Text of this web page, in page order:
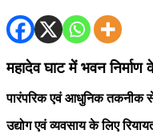
महादेव घाट में भवन
पारंपरिक एवं आधुनिक तकनीक से
उद्योग एवं व्यवसाय के लिए